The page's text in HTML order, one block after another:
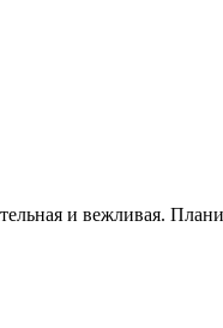
и вежливая.